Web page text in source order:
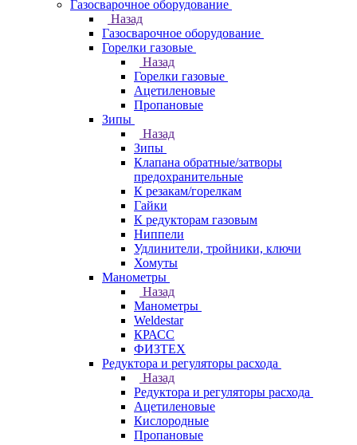
Газосварочное оборудование
Назад
Газосварочное оборудование
Горелки газовые
Назад
Горелки газовые
Ацетиленовые
Пропановые
Зипы
Назад
Зипы
Клапана обратные/затворы
предохранительные
К резакам/горелкам
Гайки
К редукторам газовым
Ниппели
Удлинители, тройники, ключи
Хомуты
Манометры
Назад
Манометры
Weldestar
КРАСС
ФИЗТЕХ
Редуктора и регуляторы расхода
Назад
Редуктора и регуляторы расхода
Ацетиленовые
Кислородные
Пропановые